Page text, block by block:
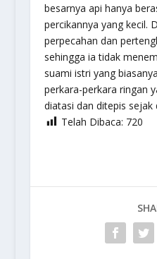
besarnya api hanya
percikannya yang kecil.
perpecahan dan
sehingga ia tidak
suami istri yang
perkara-perkara ringan
diatasi dan ditepis sejak
Telah Dibaca: 720